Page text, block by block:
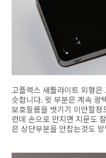
고플렉스 새틀라이트 외형
슷합니다. 윗 부분은 계속 광
보호필름을 벗기기 미안할
런데 손으로 만지면 지문도
은 상단부분을 안잡는것도